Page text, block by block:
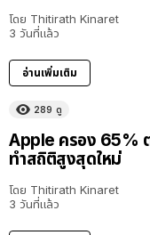
โดย Thitirath Kinaret
3 วันที่แล้ว
อ่านเพิ่มเติม
289 ดู
Apple ครอง 65%
ทำสถิติสูงสุดใหม่
โดย Thitirath Kinaret
3 วันที่แล้ว